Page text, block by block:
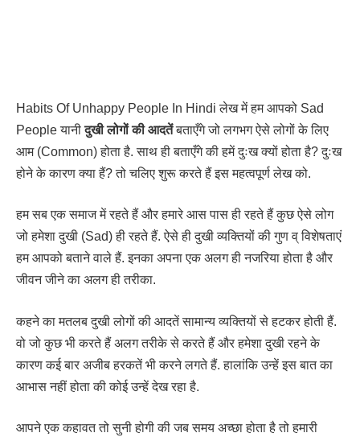
Habits Of Unhappy People In Hindi लेख में हम आपको Sad
People यानीदुखी लोगों की आदतेंबताएँगे जो लगभग ऐसे लोगों के लिए
आम (Common) होता है. साथ ही बताएँगे की हमें दुःख क्यों होता है? दुःख
होने के कारण क्या हैं? तो चलिए शुरू करते हैं इस महत्वपूर्ण लेख को.
हम सब एक समाज में रहते हैं और हमारे आस पास ही रहते हैं कुछ ऐसे लोग
जो हमेशा दुखी (Sad) ही रहते हैं. ऐसे ही दुखी व्यक्तियों की गुण व् विशेषताएं
हम आपको बताने वाले हैं. इनका अपना एक अलग ही नजरिया होता है और
जीवन जीने का अलग ही तरीका.
कहने का मतलब दुखी लोगों की आदतें सामान्य व्यक्तियों से हटकर होती हैं.
वो जो कुछ भी करते हैं अलग तरीके से करते हैं और हमेशा दुखी रहने के
कारण कई बार अजीब हरकतें भी करने लगते हैं. हालांकि उन्हें इस बात का
आभास नहीं होता की कोई उन्हें देख रहा है.
आपने एक कहावत तो सुनी होगी की जब समय अच्छा होता है तो हमारी